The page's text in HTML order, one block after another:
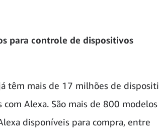
para controle de dispositivos
têm mais de 17 milhões de
Alexa. São mais de 800
disponíveis para compra, entre